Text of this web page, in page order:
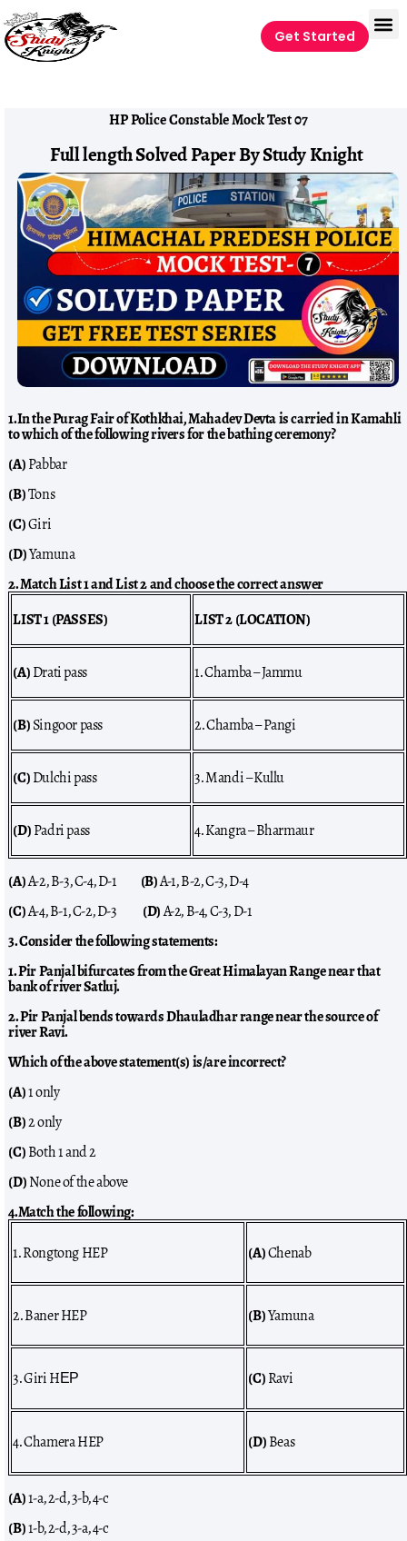
Get Started
HP Police Constable Mock Test 07
Full length Solved Paper By Study Knight
1.In the Purag Fair of Kothkhai, Mahadev Devta is carried in Kamahli
to which of the following rivers for the bathing ceremony?
(A)Pabbar
(B)Tons
(C)Giri
(D)Yamuna
2. Match List 1 and List 2 and choose the correct answer
LIST 1 (PASSES)
LIST 2 (LOCATION)
(A)Drati pass 1. Chamba – Jammu
(B)Singoor pass 2. Chamba – Pangi
(C)Dulchi pass 3. Mandi – Kullu
(D)Padri pass 4. Kangra – Bharmaur
(A)A-2, B-3, C-4, D-1 (B)A-1, B-2, C-3, D-4
(C)A-4, B-1, C-2, D-3 (D)A-2, B-4, C-3, D-1
3. Consider the following statements:
1. Pir Panjal bifurcates from the Great Himalayan Range near that
bank of river Satluj.
2. Pir Panjal bends towards Dhauladhar range near the source of
river Ravi.
Which of the above statement(s) is/are incorrect?
(A)1 only
(B)2 only
(C)Both 1 and 2
(D)None of the above
4.Match the following:
1. Rongtong HEP
(A)Chenab
2. Baner HEP (B)Yamuna
3. Giri HЕР (C)Ravi
4. Chamera HEP (D)Beas
(A)1-a, 2-d, 3-b, 4-c
(B)1-b, 2-d, 3-a, 4-c